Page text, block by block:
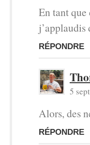
En tant que
j’applaudis
RÉPONDRE
5
Alors, des
RÉPONDRE